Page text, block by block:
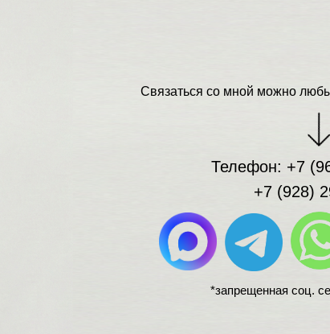
Связаться со мной можно
Телефон: +7
+7 (928)
*запрещенная соц.